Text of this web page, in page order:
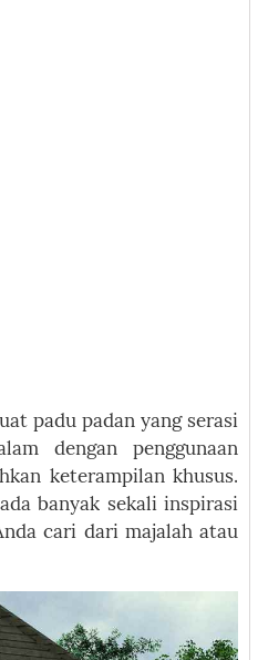
padu padan yang serasi
dengan penggunaan
keterampilan khusus.
banyak sekali inspirasi
cari dari majalah atau